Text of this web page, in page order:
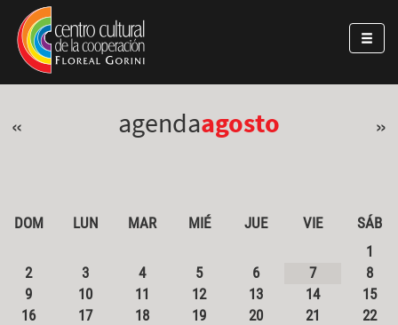
Pasar al contenido principal
Jump to main content
« agendaagosto »
DOM LUN MAR MIÉ JUE VIE
SÁB
1
2
3 4 5 6 7
8
9
10 11 12 13 14
15
16
17 18 19 20 21
22